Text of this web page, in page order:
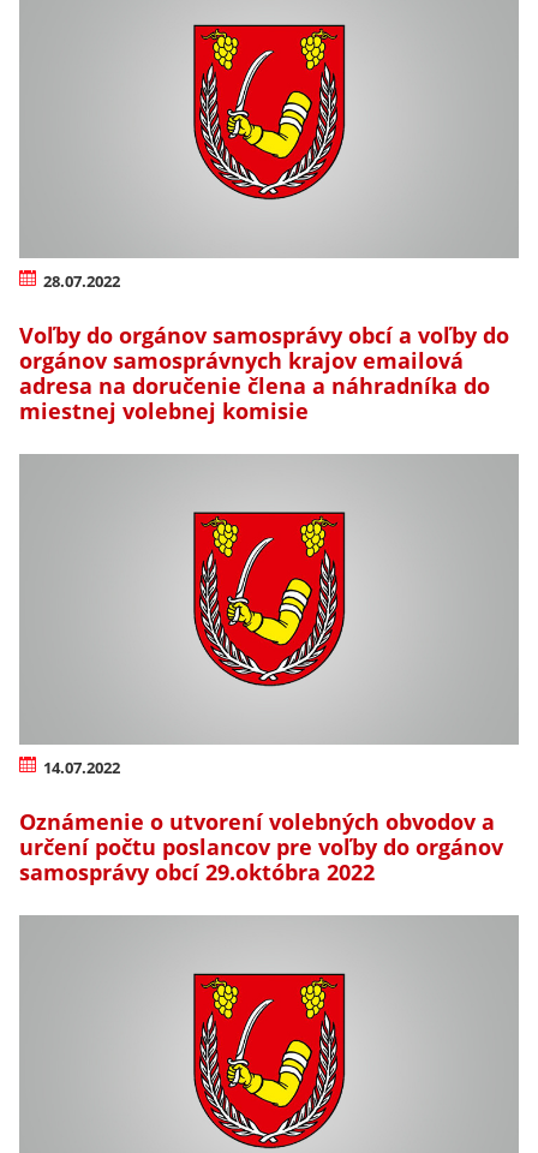
28.07.2022
Voľby do orgánov samosprávy obcí a voľby do
orgánov samosprávnych krajov emailová
adresa na doručenie člena a náhradníka do
miestnej volebnej komisie
14.07.2022
Oznámenie o utvorení volebných obvodov a
určení počtu poslancov pre voľby do orgánov
samosprávy obcí 29.októbra 2022